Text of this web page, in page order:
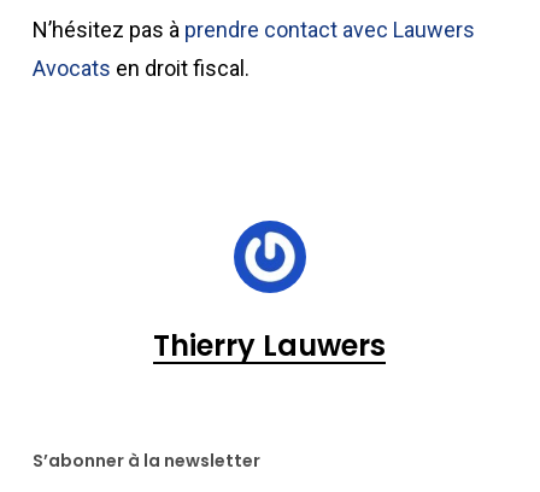
N’hésitez pas à prendre contact avec Lauwers
Avocats en droit fiscal.
Thierry Lauwers
S’abonner à la newsletter